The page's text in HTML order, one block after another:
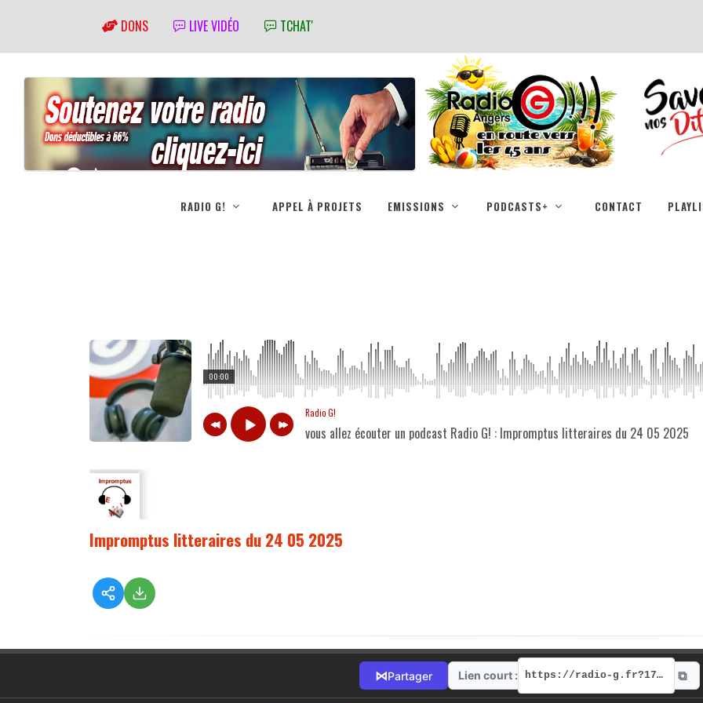
DONS LIVE VIDÉO TCHAT'
RADIO G! APPEL À PROJETS EMISSIONS PODCASTS+ CONTACT
00:00
Radio G!
vous allez écouter un podcast Radio G! : Impromptus litteraires du 24 05 2025
Impromptus litteraires du 24 05 2025
⋈Partager Lien court : https://radio-g.fr?17756 ⧉